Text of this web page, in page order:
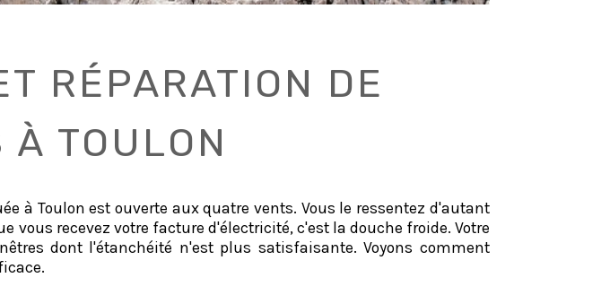
RÉPARATION DE
À TOULON
à Toulon est ouverte aux quatre vents. Vous le ressentez d'autant
recevez votre facture d'électricité, c'est la douche froide. Votre
dont l'étanchéité n'est plus satisfaisante. Voyons comment